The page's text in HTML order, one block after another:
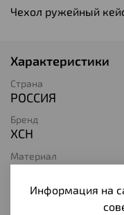
Чехол ружейный
Характеристики
Страна
РОССИЯ
Бренд
ХСН
Материал
Натуральная кожа
Внутреннее покрытие
Информация на